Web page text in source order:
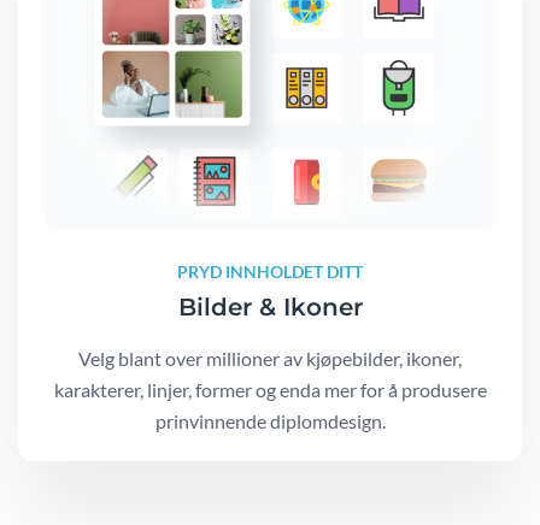
PRYD INNHOLDET DITT
Bilder & Ikoner
Velg blant over millioner av kjøpebilder, ikoner,
karakterer, linjer, former og enda mer for å produsere
prinvinnende diplomdesign.